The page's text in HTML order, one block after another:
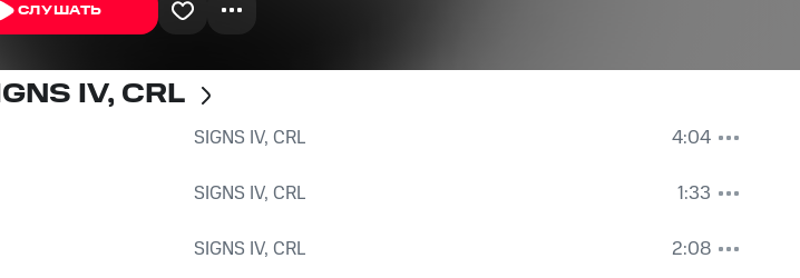
СЛУШАТЬ
IV, CRL
SIGNS IV, CRL
4:04
SIGNS IV, CRL
1:33
SIGNS IV, CRL
2:08